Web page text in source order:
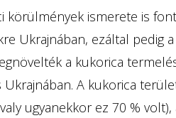
körülmények ismerete is
Ukrajnában, ezáltal pedig
a kukorica
A kukorica
ugyanekkor ez 70 %